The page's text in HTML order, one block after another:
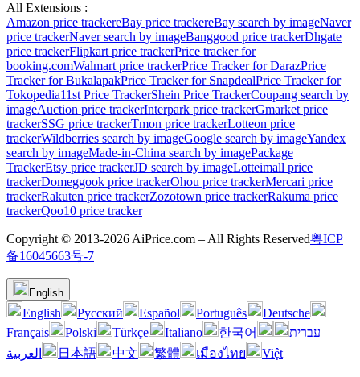
All Extensions :
Amazon price trackereBay price trackereBay search by imageNaver
price trackerNaver search by imageBanggood price trackerDhgate
price trackerFlipkart price trackerPrice tracker for
booking.comWalmart price trackerPrice Tracker for DarazPrice
Tracker for BukalapakPrice Tracker for SnapdealPrice Tracker for
Tokopedia11st Price TrackerShein Price TrackerCoupang search by
imageAuction price trackerInterpark price trackerGmarket price
trackerSSG price trackerTmon price trackerLotteon price
trackerWildberries search by imageGoogle search by imageYandex
search by imageMade-in-China search by imagePackage
TrackerEtsy price trackerJD search by imageLotteimall price
trackerDomeggook price trackerOhou price trackerMercari price
trackerRakuten price trackerZozotown price trackerRakuma price
trackerQoo10 price tracker
Copyright © 2013-2026 AiPrice.com – All Rights Reserved粤ICP
备16045663号-7
English
English Pусский Español Português
Deutsche
Français
Polski Türkçe Italiano 한국어
עברית
العربية
日本語 中文 繁體 เมืองไทย Việt